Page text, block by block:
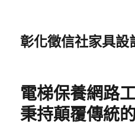
彰化徵信社家具設
電梯保養網路
秉持顛覆傳統